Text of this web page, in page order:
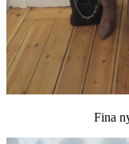
Fina